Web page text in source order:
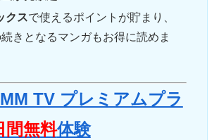
クスで使えるポイントが貯まり、
きとなるマンガもお得に読めま
TV プレミアムプラ
間無料体験